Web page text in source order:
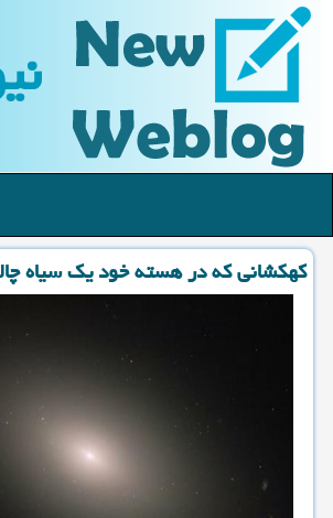
كهكشانی كه در هسته خود یك سیاه